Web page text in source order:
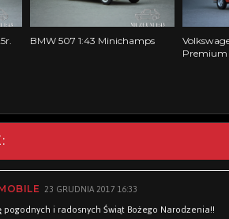
BMW 507 1:43 Minichamps
Premium
23 GRUDNIA 2017 16:33
pogodnych i radosnych Świąt Bożego Narodzenia!!